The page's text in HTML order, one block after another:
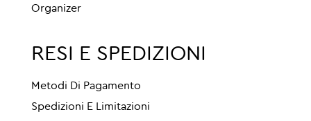
Organizer
RESI E SPEDIZIONI
Metodi Di Pagamento
Spedizioni E Limitazioni